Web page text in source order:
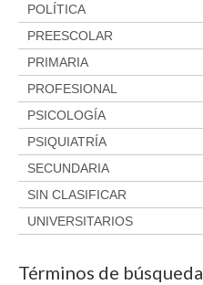
POLÍTICA
PREESCOLAR
PRIMARIA
PROFESIONAL
PSICOLOGÍA
PSIQUIATRÍA
SECUNDARIA
SIN CLASIFICAR
UNIVERSITARIOS
Términos de búsqueda